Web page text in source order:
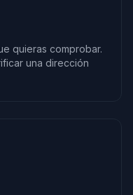
quieras comprobar.
una dirección